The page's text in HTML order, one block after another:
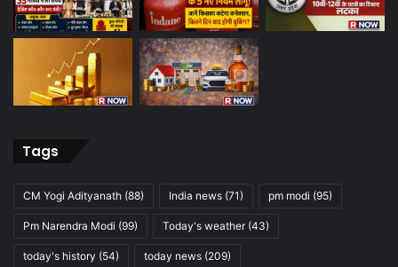
Tags
CM Yogi Adityanath (88) India news (71) pm modi (95)
Pm Narendra Modi (99) Today's weather(43)
today's history (54) today news (209)